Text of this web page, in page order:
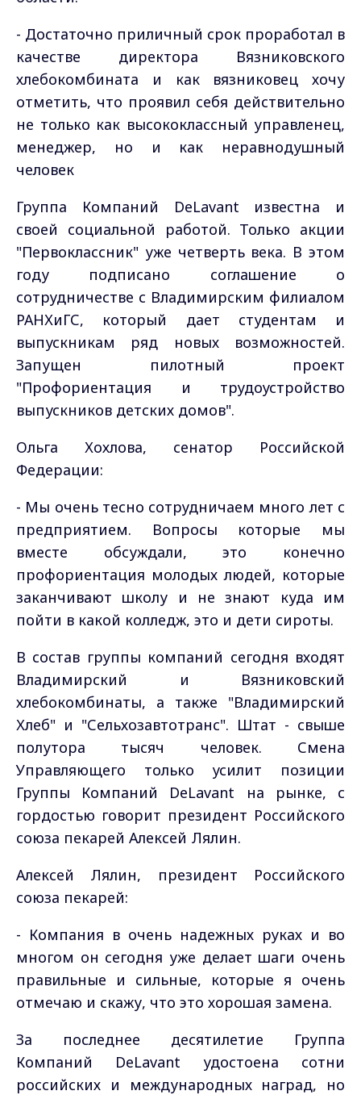
- Достаточно приличный срок проработал в
качестве директора Вязниковского
хлебокомбината и как вязниковец хочу
отметить, что проявил себя действительно
не только как высококлассный управленец,
менеджер, но и как неравнодушный
человек
Группа Компаний DeLavant известна и
своей социальной работой. Только акции
"Первоклассник" уже четверть века. В этом
году подписано соглашение о
сотрудничестве с Владимирским филиалом
РАНХиГС, который дает студентам и
выпускникам ряд новых возможностей.
Запущен пилотный проект
"Профориентация и трудоустройство
выпускников детских домов".
Ольга Хохлова, сенатор Российской
Федерации:
- Мы очень тесно сотрудничаем много лет с
предприятием. Вопросы которые мы
вместе обсуждали, это конечно
профориентация молодых людей, которые
заканчивают школу и не знают куда им
пойти в какой колледж, это и дети сироты.
В состав группы компаний сегодня входят
Владимирский и Вязниковский
хлебокомбинаты, а также "Владимирский
Хлеб" и "Сельхозавтотранс". Штат - свыше
полутора тысяч человек. Смена
Управляющего только усилит позиции
Группы Компаний DeLavant на рынке, с
гордостью говорит президент Российского
союза пекарей Алексей Лялин.
Алексей Лялин, президент Российского
союза пекарей:
- Компания в очень надежных руках и во
многом он сегодня уже делает шаги очень
правильные и сильные, которые я очень
отмечаю и скажу, что это хорошая замена.
За последнее десятилетие Группа
Компаний DeLavant удостоена сотни
российских и международных наград, но